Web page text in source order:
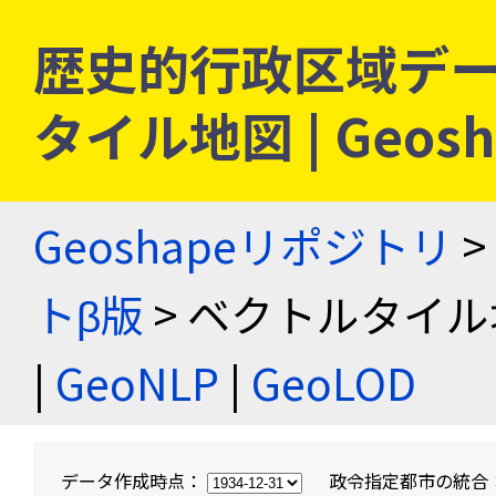
歴史的行政区域デ
タイル地図 |
Geoshapeリポジトリ >
トβ版 > ベクトルタイ
| GeoNLP | GeoLOD
データ作成時点： 政令指定都市の統